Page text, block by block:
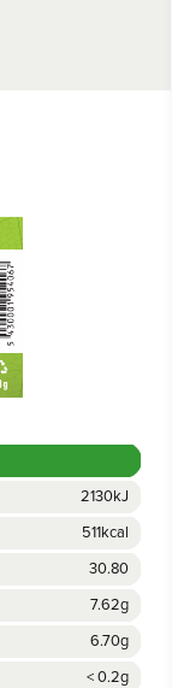
2130kJ
511kcal
30.80
7.62g
6.70g
< 0.2g